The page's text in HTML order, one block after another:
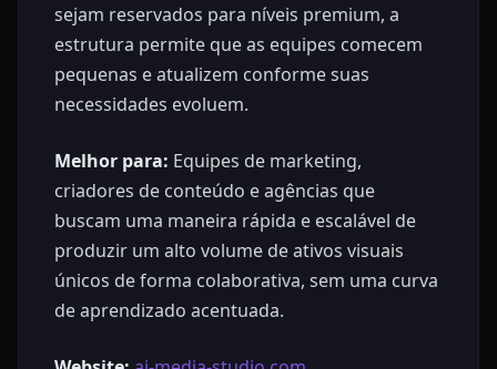
sejam reservados para níveis premium, a
estrutura permite que as equipes comecem
pequenas e atualizem conforme suas
necessidades evoluem.
Melhor para: Equipes de marketing,
criadores de conteúdo e agências que
buscam uma maneira rápida e escalável de
produzir um alto volume de ativos visuais
únicos de forma colaborativa, sem uma curva
de aprendizado acentuada.